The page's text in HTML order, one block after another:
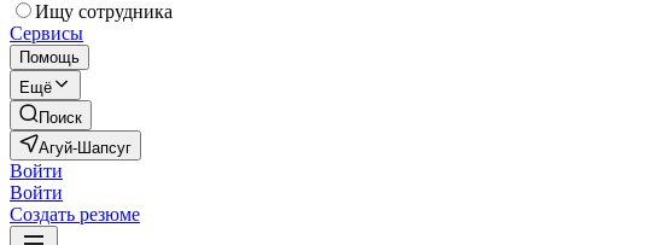
Ищу сотрудника
Сервисы
Помощь
Ещё
Поиск
Агуй-Шапсуг
Войти
Войти
Создать резюме